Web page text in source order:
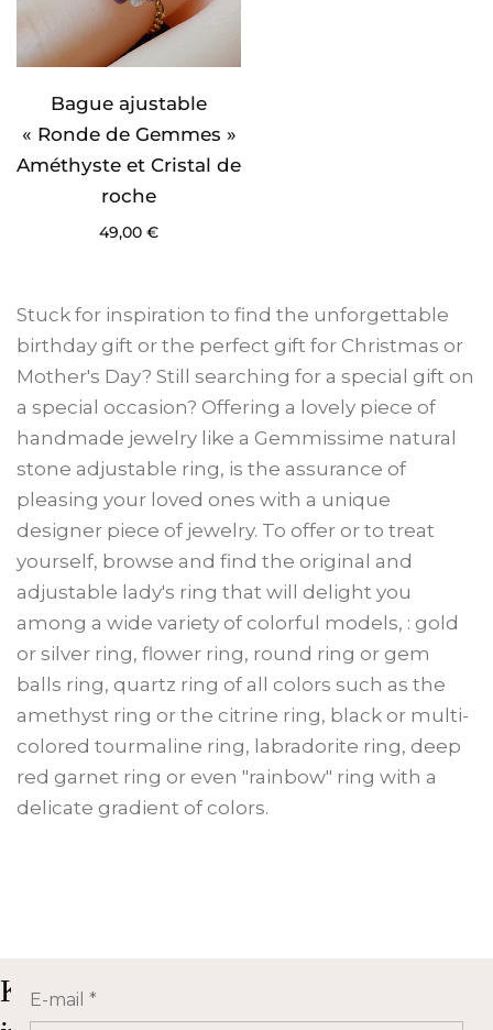
Bague ajustable
« Ronde de Gemmes »
Améthyste et Cristal de
roche
49,00 €
Stuck for inspiration to find the unforgettable
birthday gift or the perfect gift for Christmas or
Mother's Day? Still searching for a special gift on
a special occasion? Offering a lovely piece of
handmade jewelry like a Gemmissime natural
stone adjustable ring, is the assurance of
pleasing your loved ones with a unique
designer piece of jewelry. To offer or to treat
yourself, browse and find the original and
adjustable lady's ring that will delight you
among a wide variety of colorful models, : gold
or silver ring, flower ring, round ring or gem
balls ring, quartz ring of all colors such as the
amethyst ring or the citrine ring, black or multi-
colored tourmaline ring, labradorite ring, deep
red garnet ring or even "rainbow" ring with a
delicate gradient of colors.
Keep
E-mail *